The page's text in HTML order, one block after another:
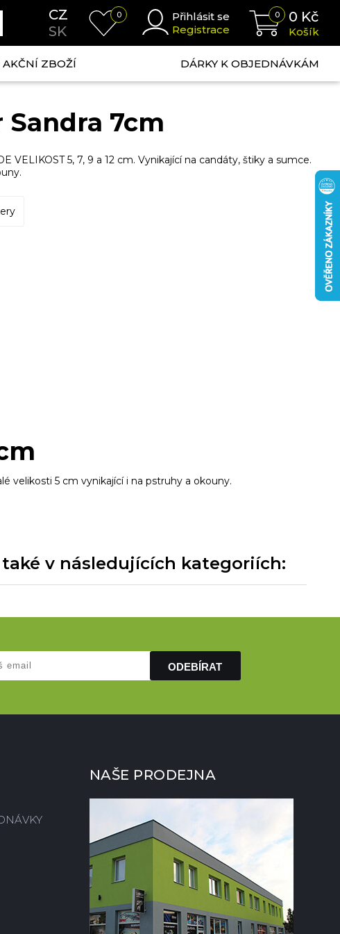
CZ
SK
0
Přihlásit se
Registrace
0 0 Kč
Košík
AKČNÍ ZBOŽÍ DÁRKY K OBJEDNÁVKÁM
7cm
VELIKOST 5, 7, 9 a 12 cm. Vynikající na candáty, štiky a sumce.
velikosti 5 cm vynikající i na pstruhy a okouny.
v následujících kategoriích:
ODEBÍRAT
NAŠE PRODEJNA